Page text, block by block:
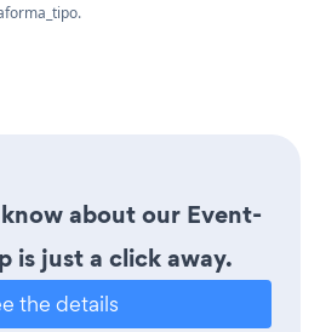
about our Event-
is just a click away.
the details